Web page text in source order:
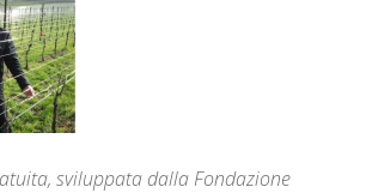
sviluppata dalla Fondazione